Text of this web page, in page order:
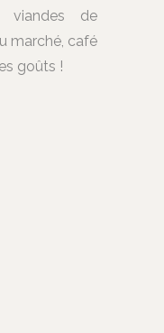
viandes de
marché, café
goûts !